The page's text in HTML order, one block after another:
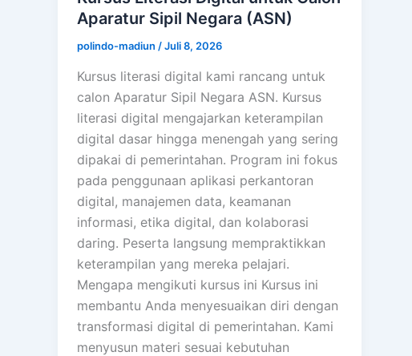
Aparatur Sipil Negara (ASN)
polindo-madiun /Juli 8, 2026
Kursus literasi digital kami rancang untuk
calon Aparatur Sipil Negara ASN. Kursus
literasi digital mengajarkan keterampilan
digital dasar hingga menengah yang sering
dipakai di pemerintahan. Program ini fokus
pada penggunaan aplikasi perkantoran
digital, manajemen data, keamanan
informasi, etika digital, dan kolaborasi
daring. Peserta langsung mempraktikkan
keterampilan yang mereka pelajari.
Mengapa mengikuti kursus ini Kursus ini
membantu Anda menyesuaikan diri dengan
transformasi digital di pemerintahan. Kami
menyusun materi sesuai kebutuhan